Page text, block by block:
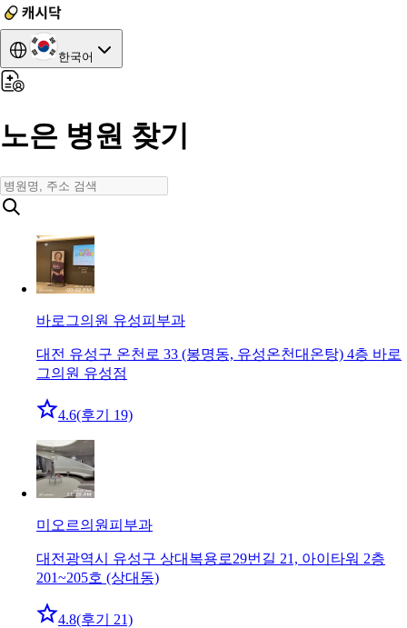
한국어
노은 병원 찾기
바로그의원 유성피부과
대전 유성구 온천로 33 (봉명동, 유성온천대온탕) 4층 바로
그의원 유성점
4.6(후기 19)
미오르의원 피부과
대전광역시 유성구 상대복용로29번길 21, 아이타워 2층
201~205호 (상대동)
4.8(후기 21)